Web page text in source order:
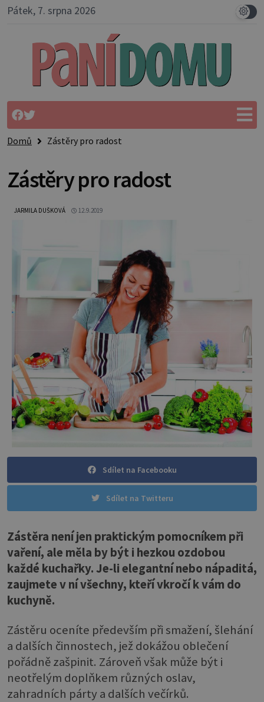
Pátek, 7. srpna 2026
Domů Zástěry pro radost
Zástěry pro radost
JARMILA DUŠKOVÁ 12.9.2019
Sdílet na Facebooku
Sdílet na Twitteru
Zástěra není jen praktickým pomocníkem při
vaření, ale měla by být i hezkou ozdobou
každé kuchařky. Je-li elegantní nebo nápaditá,
zaujmete v ní všechny, kteří vkročí k vám do
kuchyně.
Zástěru oceníte především při smažení, šlehání
a dalších činnostech, jež dokážou oblečení
pořádně zašpinit. Zároveň však může být i
neotřelým doplňkem různých oslav,
zahradních párty a dalších večírků.